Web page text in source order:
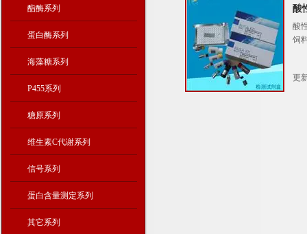
酯酶系列
蛋白酶系列
海藻糖系列
P455系列
糖原系列
维生素C代谢系列
信号系列
蛋白含量测定系列
其它系列
酸
酸
饲
更